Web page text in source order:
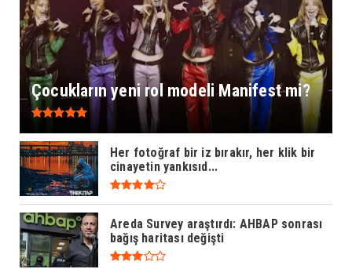
Çocukların yeni rol modeli Manifest mi?
Her fotoğraf bir iz bırakır, her klik bir
cinayetin yankısıd...
Areda Survey araştırdı: AHBAP sonrası
bağış haritası değişti